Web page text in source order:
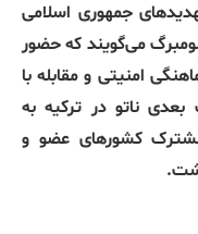
جمهوری اسلامی
می‌گویند که حضور
امنیتی و مقابله با
ناتو در ترکیه به
کشورهای عضو و